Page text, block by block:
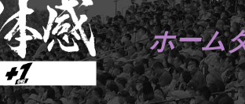
ホーム